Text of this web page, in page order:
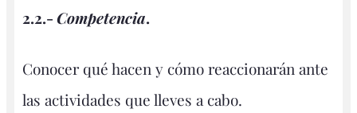
2.2.-Competencia.
Conocer qué hacen y cómo reaccionarán ante
las actividades que lleves a cabo.